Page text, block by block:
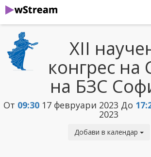
XII
конгрес на
на БЗС
От 09:3017 февруари 2023 До
2023
Добави в календар